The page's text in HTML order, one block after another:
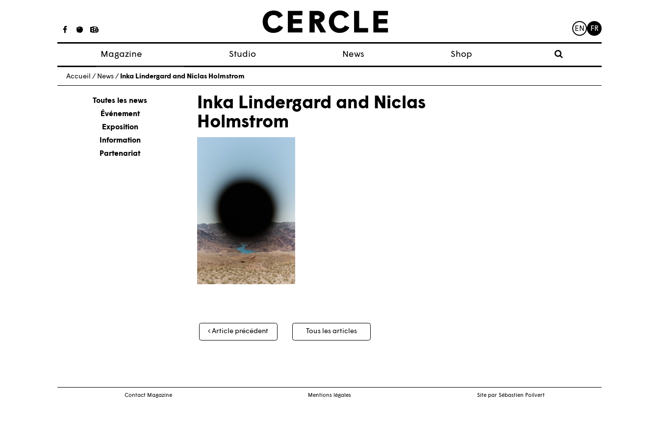
EN FR
Magazine
Articles
À propos
Numéros
Studio News Shop
Accueil / News / Inka Lindergard and Niclas Holmstrom
Toutes les news
Événement
Exposition
Information
Partenariat
Inka Lindergard and Niclas
Holmstrom
Navigation
des
Article précédent Tous les articles
Contact Magazine Mentions légales Site par Sébastien Poilvert